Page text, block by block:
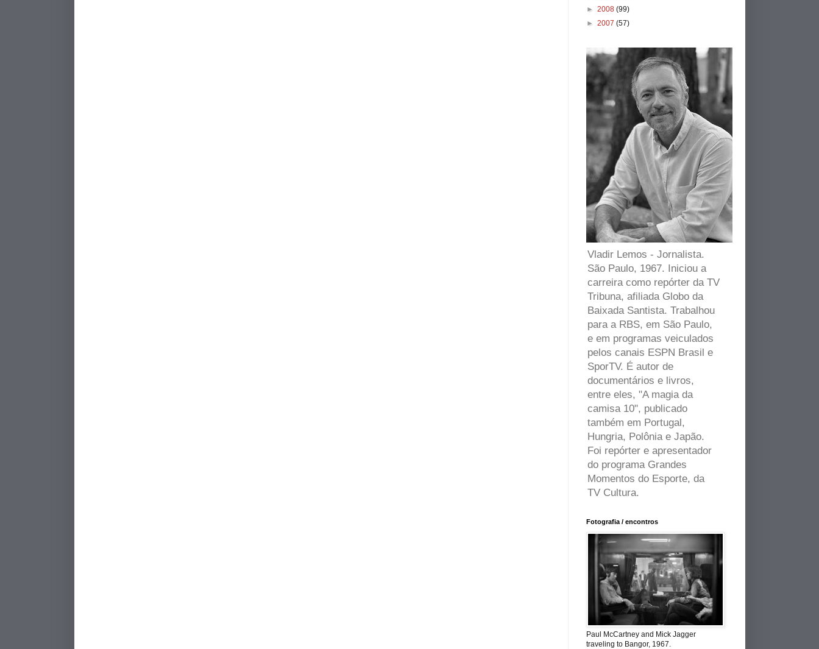
► 2008 (99)
► 2007 (57)
Vladir Lemos - Jornalista.
São Paulo, 1967. Iniciou a
carreira como repórter da TV
Tribuna, afiliada Globo da
Baixada Santista. Trabalhou
para a RBS, em São Paulo,
e em programas veiculados
pelos canais ESPN Brasil e
SporTV. É autor de
documentários e livros,
entre eles, "A magia da
camisa 10", publicado
também em Portugal,
Hungria, Polônia e Japão.
Foi repórter e apresentador
do programa Grandes
Momentos do Esporte, da
TV Cultura.
Fotografia / encontros
Paul McCartney and Mick Jagger
traveling to Bangor, 1967.